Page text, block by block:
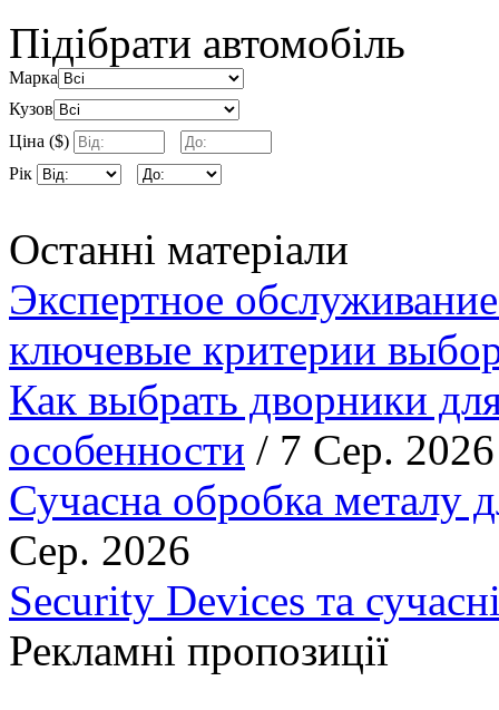
Підібрати автомобіль
Марка
Кузов
Ціна ($)
Рік
Останні матеріали
Экспертное
ключевые критерии
Как выбрать дворники
особенности / 7 Сер. 2026
Сучасна обробка металу
Сер. 2026
Security Devices та
Рекламні пропозиції